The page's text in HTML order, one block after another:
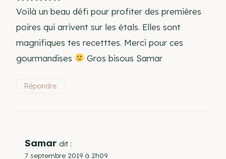
Voilà un beau défi pour profiter des premières
poires qui arrivent sur les étals. Elles sont
magnifiques tes recetttes. Merci pour ces
gourmandises
Gros bisous Samar
Répondre
Samar dit :
7 septembre 2019 à 2h09